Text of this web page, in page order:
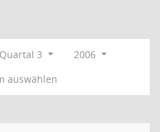
Quartal 3
2006
auswählen